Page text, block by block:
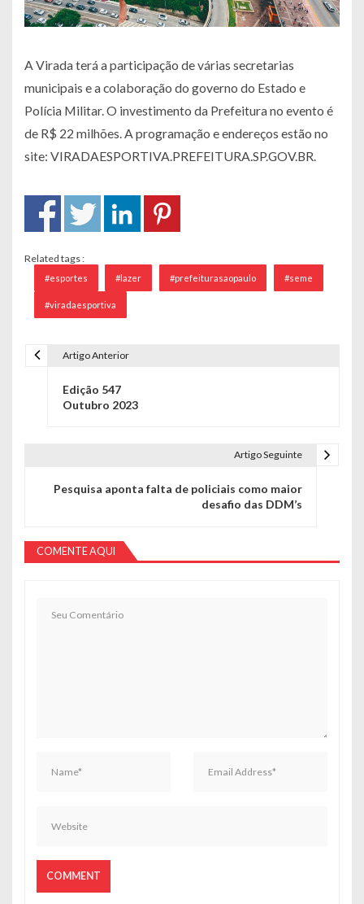
A Virada terá a participação de várias secretarias
municipais e a colaboração do governo do Estado e
Polícia Militar. O investimento da Prefeitura no evento é
de R$ 22 milhões. A programação e endereços estão no
site: VIRADAESPORTIVA.PREFEITURA.SP.GOV.BR.
Related tags :
#esportes #lazer #prefeiturasaopaulo #seme
#viradaesportiva
Artigo Anterior
Edição 547
Outubro 2023
Artigo Seguinte
Pesquisa aponta falta de policiais como maior
desafio das DDM’s
COMENTE AQUI